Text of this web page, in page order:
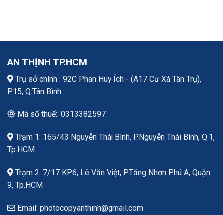
AN THỊNH TP.HCM
Trụ sở chính : 92C Phan Huy Ích - (A17 Cư Xá Tân Trụ),
P.15, Q.Tân Bình
Mã số thuế:: 0313382597
Trạm 1: 165/43 Nguyễn Thái Bình, P.Nguyễn Thái Bình, Q.1,
Tp.HCM
Trạm 2: 7/17 KP6, Lê Văn Việt, P.Tăng Nhơn Phú A, Quận
9, Tp.HCM
Email: photocopyanthinh@gmail.com